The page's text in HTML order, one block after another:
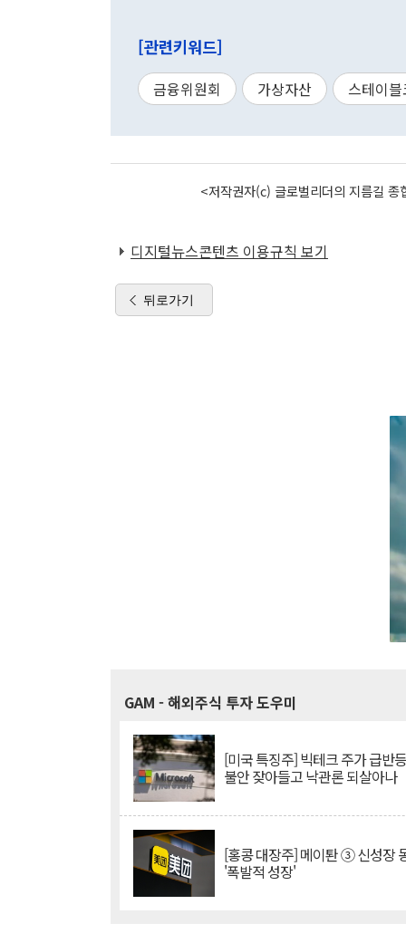
[관련키워드]
금융위원회 가상자산 스테이
<저작권자(c) 글로벌리더의 지름길
디지털뉴스콘텐츠 이용규칙 보기
뒤로가기
GAM - 해외주식 투자 도우미
[미국 특징주] 빅테크 주가 급반
불안 잦아들고 낙관론 되살아나
[홍콩 대장주] 메이퇀 ③ 신성장
'폭발적 성장'